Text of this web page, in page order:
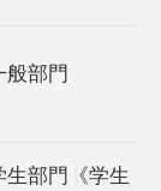
般部門
部門《学生